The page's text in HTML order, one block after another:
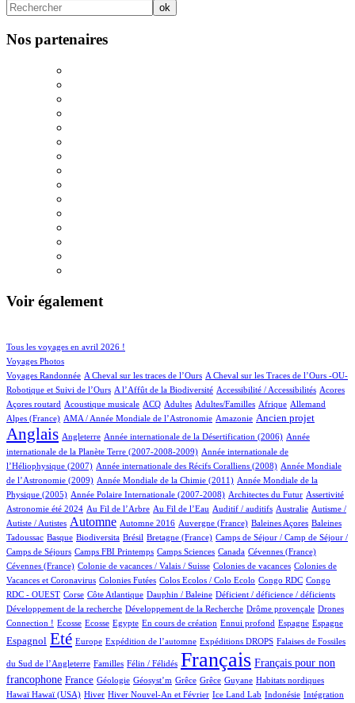
Nos partenaires
Voir également
Tous les voyages en avril 2026 !
92/586
Voyages Photos
71/586
Voyages Randonnée
4/586 A Cheval sur les traces de l’Ours
4/586
A Cheval sur les Traces de l’Ours -OU-
Robotique et Suivi de l’Ours
2/586 A l’Affût de la Biodiversité
1/586 Accessibilité / Accessibilités
2/586 Acores
1/586
Açores routard
2/586 Acoustique musicale
45/586 ACQ
19/586 Adultes
15/586 Adultes/Familles
4/586 Afrique
28/586 Allemand
20/586
Alpes (France)
12/586 AMA / Année Mondiale de l’Astronomie
2/586 Amazonie
190/586 Ancien projet
456/586
Anglais
67/586 Angleterre
6/586 Année internationale de la Désertification (2006)
13/586
Année
internationale de la Planète Terre (2007-2008-2009)
4/586
Année internationale de
l’Héliophysique (2007)
1/586 Année internationale des Récifs Coralliens (2008)
12/586
Année Mondiale
de l’Astronomie (2009)
2/586 Année Mondiale de la Chimie (2011)
14/586
Année Mondiale de la
Physique (2005)
5/586 Année Polaire Internationale (2007-2008)
2/586 Architectes du Futur
1/586 Assertivité
17/586
Astronomie été 2024
14/586 Au Fil de l’Arbre
7/586 Au Fil de l’Eau
1/586 Auditif / auditifs
1/586 Australie
1/586
Autisme /
Autiste / Autistes
265/586 Automne
4/586 Automne 2016
4/586 Auvergne (France)
1/586 Baleines Açores
2/586
Baleines
Tadoussac
1/586 Basque
52/586 Biodiversita
1/586 Brésil
11/586 Bretagne (France)
46/586
Camps de Séjour / Camp de Séjour /
Camps de Séjours
2/586 Camps FBI Printemps
4/586 Camps Sciences
4/586 Canada
2/586 Cévennes (France)
1/586
Cévennes (France)
1/586 Colonie de vacances / Valais / Suisse
3/586 Colonies de vacances
4/586
Colonies de
Vacances et Coronavirus
1/586 Colonies Futées
1/586 Colos Ecolos / Colo Ecolo
1/586 Congo RDC
4/586
Congo
RDC - OUEST
1/586 Corse
12/586 Côte Atlantique
1/586 Dauphin / Baleine
1/586 Déficient / déficience / déficients
1/586
Développement de la recherche
1/586 Développement de la Recherche
1/586 Drôme provençale
12/586
Drones
Connection !
1/586 Ecosse
1/586 Ecosse
2/586 Egypte
9/586 En cours de création
1/586 Ennui profond
29/586 Espagne
15/586 Espagne
162/586
Espagnol
428/586 Eté
10/586 Europe
67/586 Expédition de l’automne
107/586 Expéditions DROPS
3/586 Falaises de Fossiles
du Sud de l’Angleterre Familles Félin / Félidés Français Français pour non
francophone
180/586 France
21/586 Géologie
1/586 Géosyst’m
1/586 Grêce
1/586 Grêce
1/586 Guyane
3/586 Habitats nordiques
1/586
Hawaï
1/586Hawaï (USA)
109/586 Hiver
18/586 Hiver Nouvel-An et Février
6/586 Ice Land Lab
1/586 Indonésie
1/586
Intégration